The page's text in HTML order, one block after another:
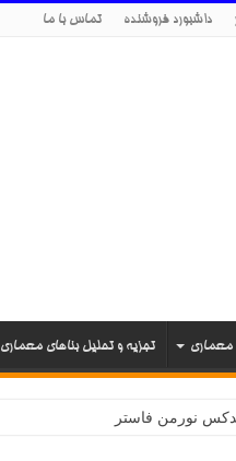
داشبورد فروشنده تماس با ما
معماری تجزیه و تحلیل بناهای معماری
نورمن فاستر